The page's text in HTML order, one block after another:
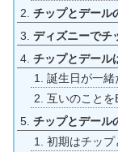
チップとデール
ディズニーでチ
チップとデール
誕生日が一
互いのこと
チップとデール
初期はチップ